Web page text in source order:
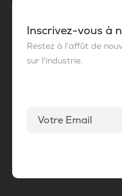
Inscrivez-vous à
Restez à l'affût de
sur l'industrie.